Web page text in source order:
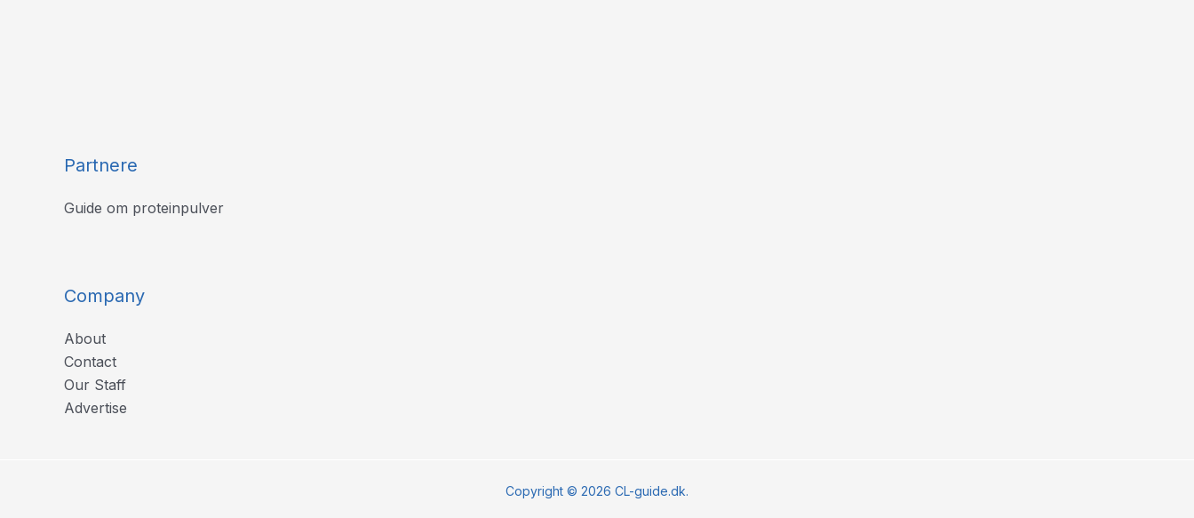
Partnere
Guide om proteinpulver
Company
About
Contact
Our Staff
Advertise
Copyright © 2026 CL-guide.dk.